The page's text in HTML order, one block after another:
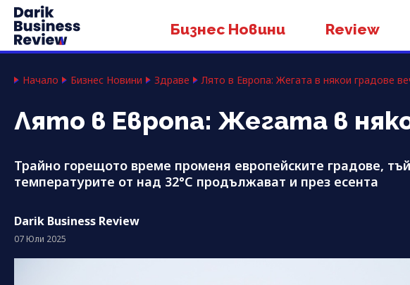
Бизнес Новини Review
Начало Бизнес Новини Здраве Лято в Европа: Жегата в някои градове
Лято в Европа: Жегата в
Трайно горещото време променя европейските градове,
температурите от над 32°C продължават и през есента
Darik Business Review
07 Юли 2025